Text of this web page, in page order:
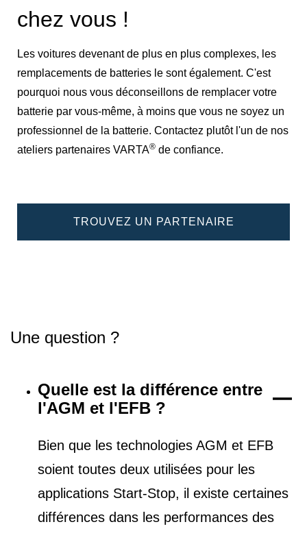
chez vous !
Les voitures devenant de plus en plus complexes, les
remplacements de batteries le sont également. C'est
pourquoi nous vous déconseillons de remplacer votre
batterie par vous-même, à moins que vous ne soyez un
professionnel de la batterie. Contactez plutôt l'un de nos
ateliers partenaires VARTA® de confiance.
TROUVEZ UN PARTENAIRE
Une question ?
Quelle est la différence entre
l'AGM et l'EFB ?
Bien que les technologies AGM et EFB
soient toutes deux utilisées pour les
applications Start-Stop, il existe certaines
différences dans les performances des